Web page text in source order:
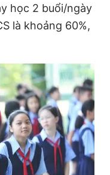
học 2 buổi/ngày
là khoảng 60%,